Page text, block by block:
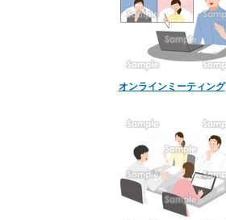
オンラインミーティング